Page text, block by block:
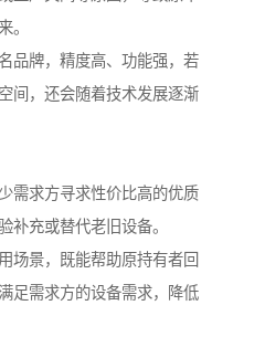
。
品牌，精度高、功能强，若
间，还会随着技术发展逐渐
需求方寻求性价比高的优质
补充或替代老旧设备。
场景，既能帮助原持有者回
足需求方的设备需求，降低